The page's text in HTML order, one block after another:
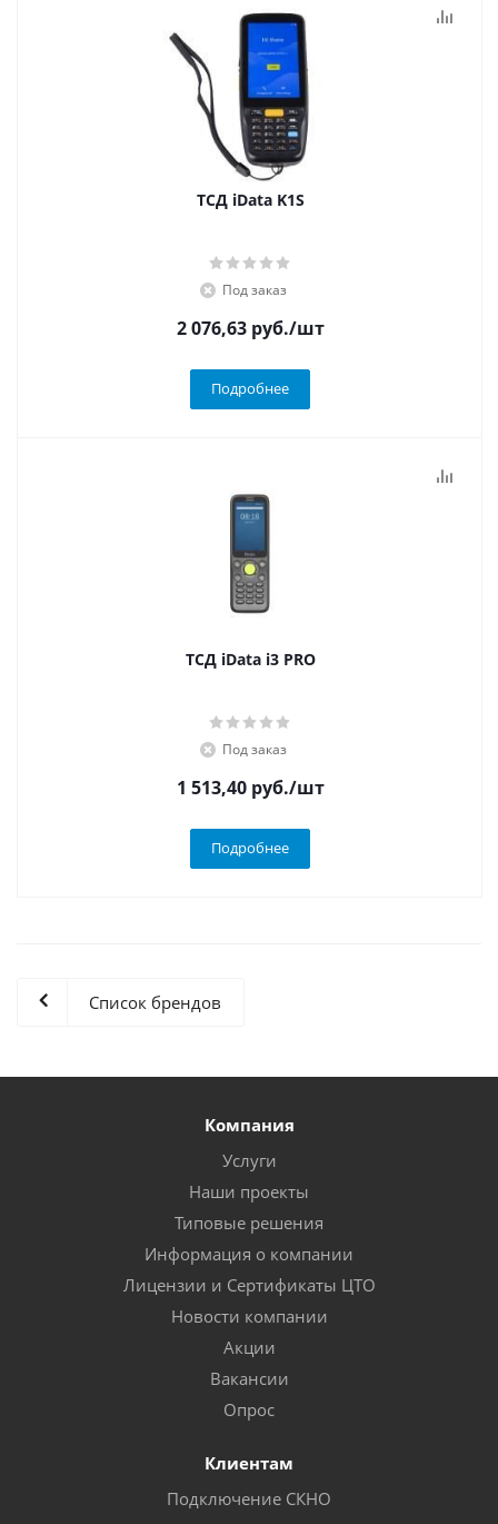
ТСД iData K1S
Под заказ
2 076,63руб./шт
Подробнее
ТСД iData i3 PRO
Под заказ
1 513,40руб./шт
Подробнее
Список брендов
Компания
Услуги
Наши проекты
Типовые решения
Информация о компании
Лицензии и Сертификаты ЦТО
Новости компании
Акции
Вакансии
Опрос
Клиентам
Подключение СКНО